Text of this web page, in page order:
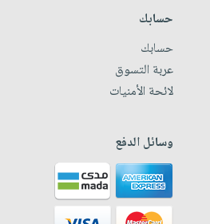
حسابك
حسابك
عربة التسوق
لائحة الأمنيات
وسائل الدفع